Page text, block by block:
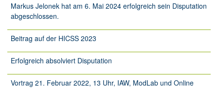
Markus Jelonek hat am 6. Mai 2024 erfolgreich sein Disputation
abgeschlossen.
Beitrag auf der HICSS 2023
Erfolgreich absolviert Disputation
Vortrag 21. Februar 2022, 13 Uhr, IAW, ModLab und Online